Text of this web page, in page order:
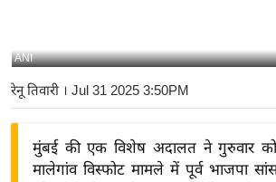
य
बि
ज़
ANI
रेनू तिवारी । Jul 31 2025 3:50PM
मुंबई की एक विशेष अदालत ने गुरुवार
मालेगांव विस्फोट मामले में पूर्व भाजपा